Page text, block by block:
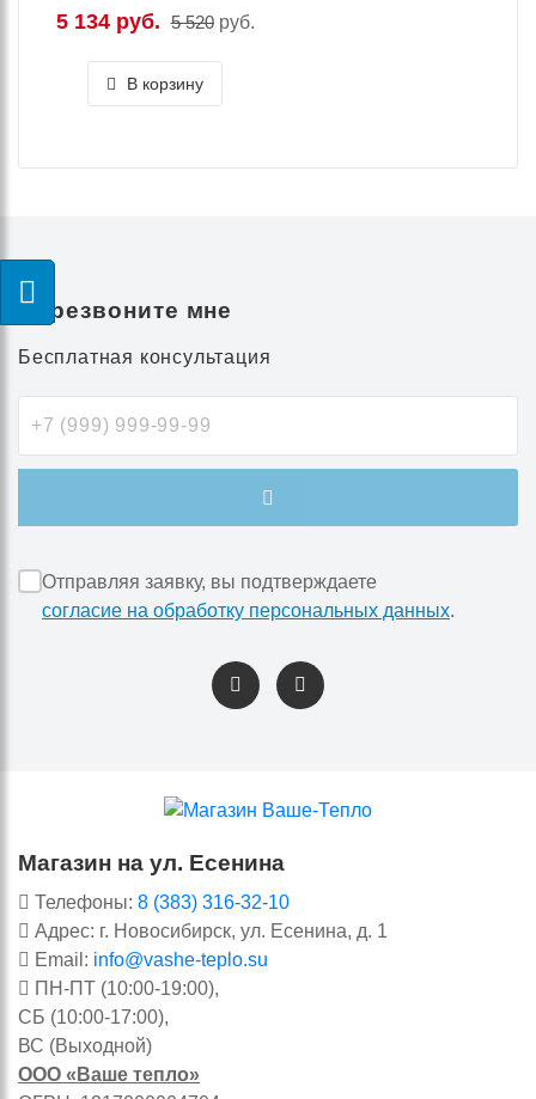
5 134 руб. 5 520 руб.
В корзину
Перезвоните мне
Бесплатная консультация
Отправляя заявку, вы подтверждаете
согласие на обработку персональных данных.
Магазин на ул. Есенина
Телефоны: 8 (383) 316-32-10
Адрес: г. Новосибирск, ул. Есенина, д. 1
Email: info@vashe-teplo.su
ПН-ПТ (10:00-19:00),
СБ (10:00-17:00),
ВС (Выходной)
ООО «Ваше тепло»